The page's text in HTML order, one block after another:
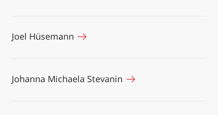
Joel Hüsemann
Johanna Michaela Stevanin